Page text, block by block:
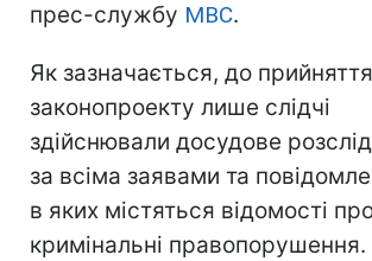
прес-службу МВС.
Як зазначається, до
законопроекту лише слідчі
здійснювали досудове
за всіма заявами та
в яких містяться відомості
кримінальні правопорушення.